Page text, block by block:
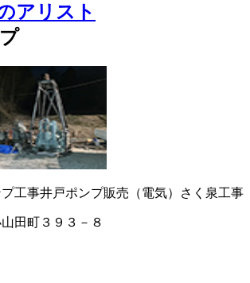
アリスト
工事井戸ポンプ販売（電気） さく泉工事
田町３９３－８